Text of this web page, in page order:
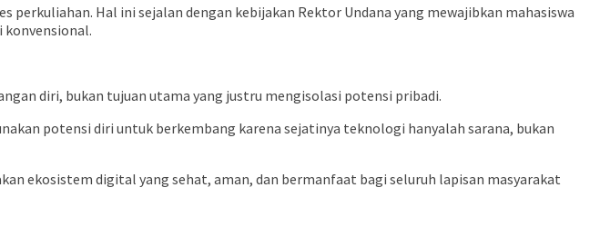
Hal ini sejalan dengan kebijakan Rektor Undana yang mewajibkan mahasiswa
diri, bukan tujuan utama yang justru mengisolasi potensi pribadi.
potensi diri untuk berkembang karena sejatinya teknologi hanyalah sarana, bukan
ekosistem digital yang sehat, aman, dan bermanfaat bagi seluruh lapisan masyarakat